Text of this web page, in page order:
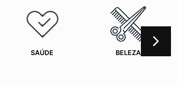
SAÚDE BELEZA